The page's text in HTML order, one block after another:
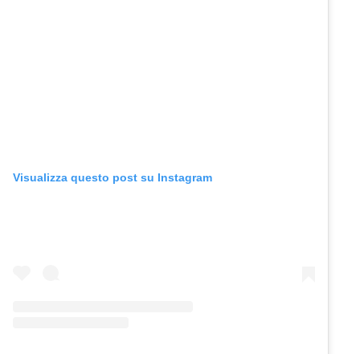
Visualizza questo post su Instagram